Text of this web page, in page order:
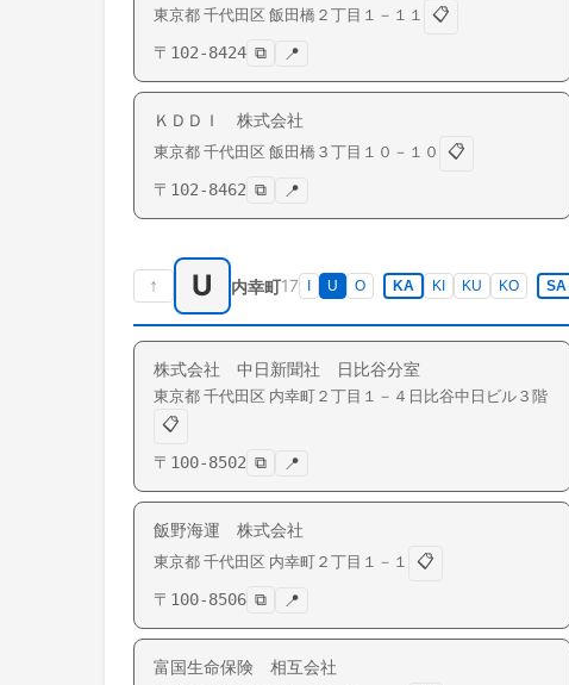
東京都 千代田区 飯田橋 ２丁目１－１１
📋
〒 102-8424 ⧉ 📍
ＫＤＤＩ 株式会社
東京都 千代田区 飯田橋 ３丁目１０－１０
📋
〒 102-8462 ⧉ 📍
↑ U 内幸町17 U O KA KI KU KO SA
株式会社 中日新聞社 日比谷分室
東京都 千代田区 内幸町 ２丁目１－４日比谷中日ビル３階
📋
〒 100-8502 ⧉ 📍
飯野海運 株式会社
東京都 千代田区 内幸町 ２丁目１－１
📋
〒 100-8506 ⧉ 📍
富国生命保険 相互会社